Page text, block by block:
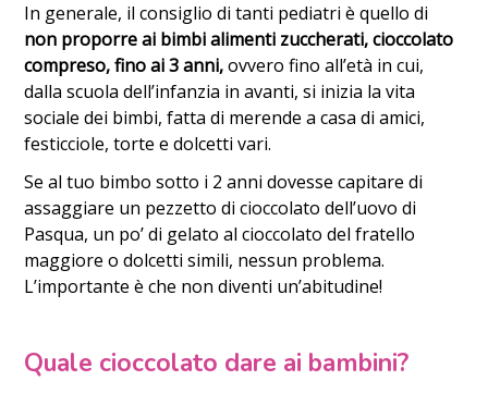
In generale, il consiglio di tanti pediatri è quello di
non proporre ai bimbi alimenti zuccherati, cioccolato
compreso, fino ai 3 anni,ovvero fino all’età in cui,
dalla scuola dell’infanzia in avanti, si inizia la vita
sociale dei bimbi, fatta di merende a casa di amici,
festicciole, torte e dolcetti vari.
Se al tuo bimbo sotto i 2 anni dovesse capitare di
assaggiare un pezzetto di cioccolato dell’uovo di
Pasqua, un po’ di gelato al cioccolato del fratello
maggiore o dolcetti simili, nessun problema.
L’importante è che non diventi un’abitudine!
Quale cioccolato dare ai bambini?